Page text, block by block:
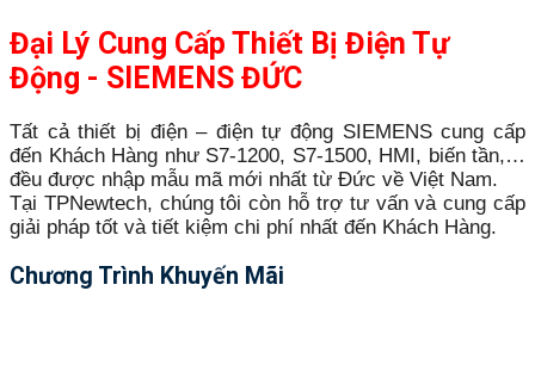
Đại Lý Cung Cấp Thiết Bị Điện Tự
Động - SIEMENS ĐỨC
Tất cả thiết bị điện – điện tự động SIEMENS cung cấp
đến Khách Hàng như S7-1200, S7-1500, HMI, biến tần,…
đều được nhập mẫu mã mới nhất từ Đức về Việt Nam.
Tại TPNewtech, chúng tôi còn hỗ trợ tư vấn và cung cấp
giải pháp tốt và tiết kiệm chi phí nhất đến Khách Hàng.
Chương Trình Khuyến Mãi